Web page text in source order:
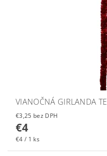
VIANOČNÁ GIRLANDA
€3,25 bez DPH
€4
€4 / 1 ks